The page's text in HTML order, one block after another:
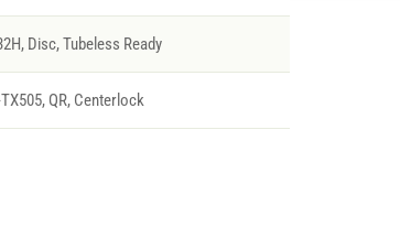
Disc, Tubeless Ready
QR, Centerlock